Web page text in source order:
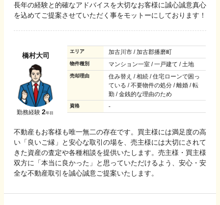
長年の経験と的確なアドバイスを大切なお客様に誠心誠意真心
を込めてご提案させていただく事をモットーにしております！
橋村大司
勤務経験 2年目
エリア 加古川市 / 加古郡播磨町
物件種別 マンション一室 / 一戸建て / 土地
売却理由
住み替え / 相続 / 住宅ローンで困っ
ている / 不要物件の処分 / 離婚 / 転
勤 / 金銭的な理由のため
資格 -
不動産もお客様も唯一無二の存在です。買主様には満足度の高
い「良いご縁」と安心な取引の場を、売主様には大切にされて
きた資産の査定や各種相談を提供いたします。売主様・買主様
双方に「本当に良かった」と思っていただけるよう、安心・安
全な不動産取引を誠心誠意ご提案いたします。